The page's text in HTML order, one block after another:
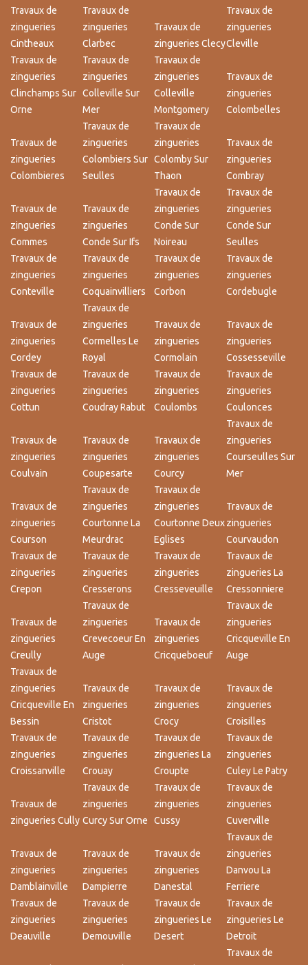
Travaux de
zingueries
Cintheaux
Travaux de
zingueries
Clarbec
Travaux de
zingueries Clecy
Travaux de
zingueries
Cleville
Travaux de
zingueries
Clinchamps Sur
Orne
Travaux de
zingueries
Colleville Sur
Mer
Travaux de
zingueries
Colleville
Montgomery
Travaux de
zingueries
Colombelles
Travaux de
zingueries
Colombieres
Travaux de
zingueries
Colombiers Sur
Seulles
Travaux de
zingueries
Colomby Sur
Thaon
Travaux de
zingueries
Combray
Travaux de
zingueries
Commes
Travaux de
zingueries
Conde Sur Ifs
Travaux de
zingueries
Conde Sur
Noireau
Travaux de
zingueries
Conde Sur
Seulles
Travaux de
zingueries
Conteville
Travaux de
zingueries
Coquainvilliers
Travaux de
zingueries
Corbon
Travaux de
zingueries
Cordebugle
Travaux de
zingueries
Cordey
Travaux de
zingueries
Cormelles Le
Royal
Travaux de
zingueries
Cormolain
Travaux de
zingueries
Cossesseville
Travaux de
zingueries
Cottun
Travaux de
zingueries
Coudray Rabut
Travaux de
zingueries
Coulombs
Travaux de
zingueries
Coulonces
Travaux de
zingueries
Coulvain
Travaux de
zingueries
Coupesarte
Travaux de
zingueries
Courcy
Travaux de
zingueries
Courseulles Sur
Mer
Travaux de
zingueries
Courson
Travaux de
zingueries
Courtonne La
Meurdrac
Travaux de
zingueries
Courtonne Deux
Eglises
Travaux de
zingueries
Courvaudon
Travaux de
zingueries
Crepon
Travaux de
zingueries
Cresserons
Travaux de
zingueries
Cresseveuille
Travaux de
zingueries La
Cressonniere
Travaux de
zingueries
Creully
Travaux de
zingueries
Crevecoeur En
Auge
Travaux de
zingueries
Cricqueboeuf
Travaux de
zingueries
Cricqueville En
Auge
Travaux de
zingueries
Cricqueville En
Bessin
Travaux de
zingueries
Cristot
Travaux de
zingueries
Crocy
Travaux de
zingueries
Croisilles
Travaux de
zingueries
Croissanville
Travaux de
zingueries
Crouay
Travaux de
zingueries La
Croupte
Travaux de
zingueries
Culey Le Patry
Travaux de
zingueries Cully
Travaux de
zingueries
Curcy Sur Orne
Travaux de
zingueries
Cussy
Travaux de
zingueries
Cuverville
Travaux de
zingueries
Damblainville
Travaux de
zingueries
Dampierre
Travaux de
zingueries
Danestal
Travaux de
zingueries
Danvou La
Ferriere
Travaux de
zingueries
Deauville
Travaux de
zingueries
Demouville
Travaux de
zingueries Le
Desert
Travaux de
zingueries Le
Detroit
Travaux de